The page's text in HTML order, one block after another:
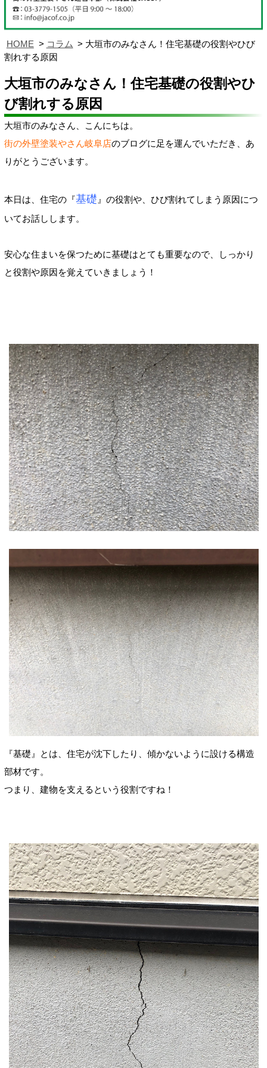
HOME コラム
大垣市のみなさん！住宅基礎の役割やひび
割れする原因
大垣市のみなさん！住宅基礎の役割やひ
び割れする原因
大垣市のみなさん、こんにちは。
街の外壁塗装やさん岐阜店のブログに足を運んでいただき、あ
りがとうございます。
本日は、住宅の『基礎 』の役割や、ひび割れてしまう原因につ
いてお話しします。
安心な住まいを保つために基礎はとても重要なので、しっかり
と役割や原因を覚えていきましょう！
『基礎』とは、住宅が沈下したり、傾かないように設ける構造
部材です。
つまり、建物を支えるという役割ですね！